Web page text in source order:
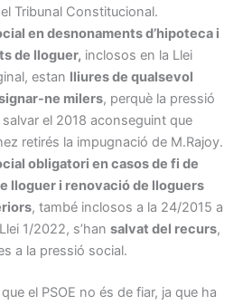
Tribunal Constitucional.
en desnonaments d’hipoteca i
de lloguer, inclosos en la Llei
estan lliures de qualsevol
ne milers, perquè la pressió
el 2018 aconseguint que
retirés la impugnació de M.Rajoy.
obligatori en casos de fi de
lloguer i renovació de lloguers
, també inclosos a la 24/2015 a
1/2022, s’hansalvat del recurs,
a la pressió social.
el PSOE no és de fiar, ja que ha